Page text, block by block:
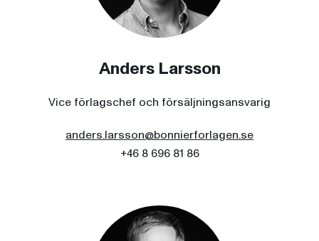
Anders Larsson
Vice förlagschef och försäljningsansvarig
anders.larsson@bonnierforlagen.se
+46 8 696 81 86